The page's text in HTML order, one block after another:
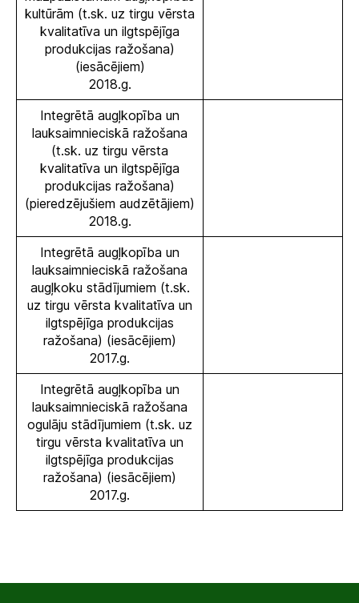
kultūrām (t.sk. uz tirgu vērsta
kvalitatīva un ilgtspējīga
produkcijas ražošana)
(iesācējiem)
2018.g.
Integrētā augļkopība un
lauksaimnieciskā ražošana
(t.sk. uz tirgu vērsta
kvalitatīva un ilgtspējīga
produkcijas ražošana)
(pieredzējušiem audzētājiem)
2018.g.
Integrētā augļkopība un
lauksaimnieciskā ražošana
augļkoku stādījumiem (t.sk.
uz tirgu vērsta kvalitatīva un
ilgtspējīga produkcijas
ražošana) (iesācējiem)
2017.g.
Integrētā augļkopība un
lauksaimnieciskā ražošana
ogulāju stādījumiem (t.sk. uz
tirgu vērsta kvalitatīva un
ilgtspējīga produkcijas
ražošana) (iesācējiem)
2017.g.